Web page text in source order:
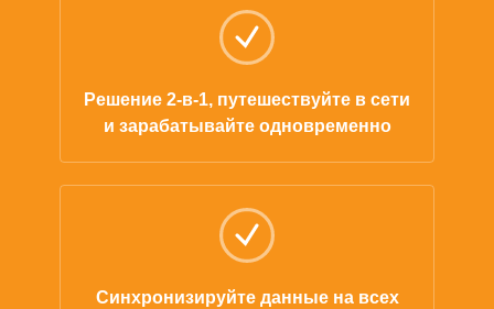
Решение 2-в-1, путешествуйте в сети
и зарабатывайте одновременно
Синхронизируйте данные на всех